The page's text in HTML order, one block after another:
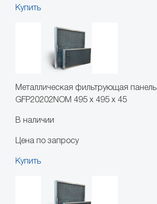
Купить
Металлическая фильтрующая панель
GFP20202NOM 495 x 495 x 45
В наличии
Цена по запросу
Купить